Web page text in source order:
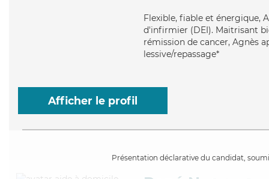
Flexible, fiable et énergique,
d'infirmier (DEI). Maitrisant
rémission de cancer, Agnès
lessive/repassage*
Afficher le profil
Présentation déclarative du candidat,